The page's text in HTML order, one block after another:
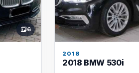
6
2018
2018 BMW 530i